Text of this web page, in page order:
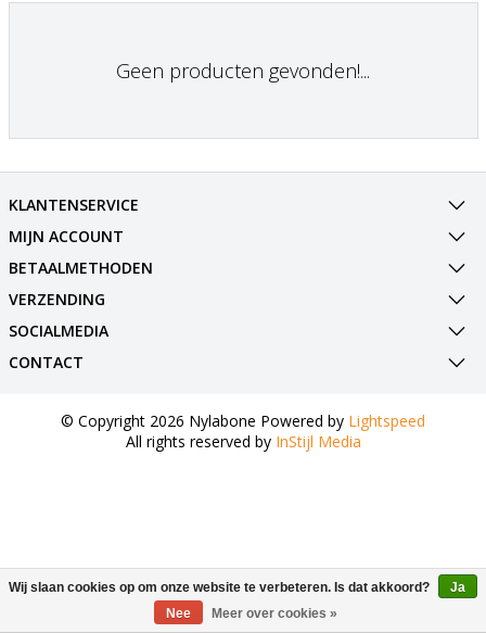
Geen producten gevonden!...
KLANTENSERVICE
MIJN ACCOUNT
BETAALMETHODEN
VERZENDING
SOCIALMEDIA
CONTACT
© Copyright 2026 Nylabone Powered by Lightspeed
All rights reserved by InStijl Media
Wij slaan cookies op om onze website te verbeteren. Is dat akkoord?
Ja
Nee
Meer over cookies »